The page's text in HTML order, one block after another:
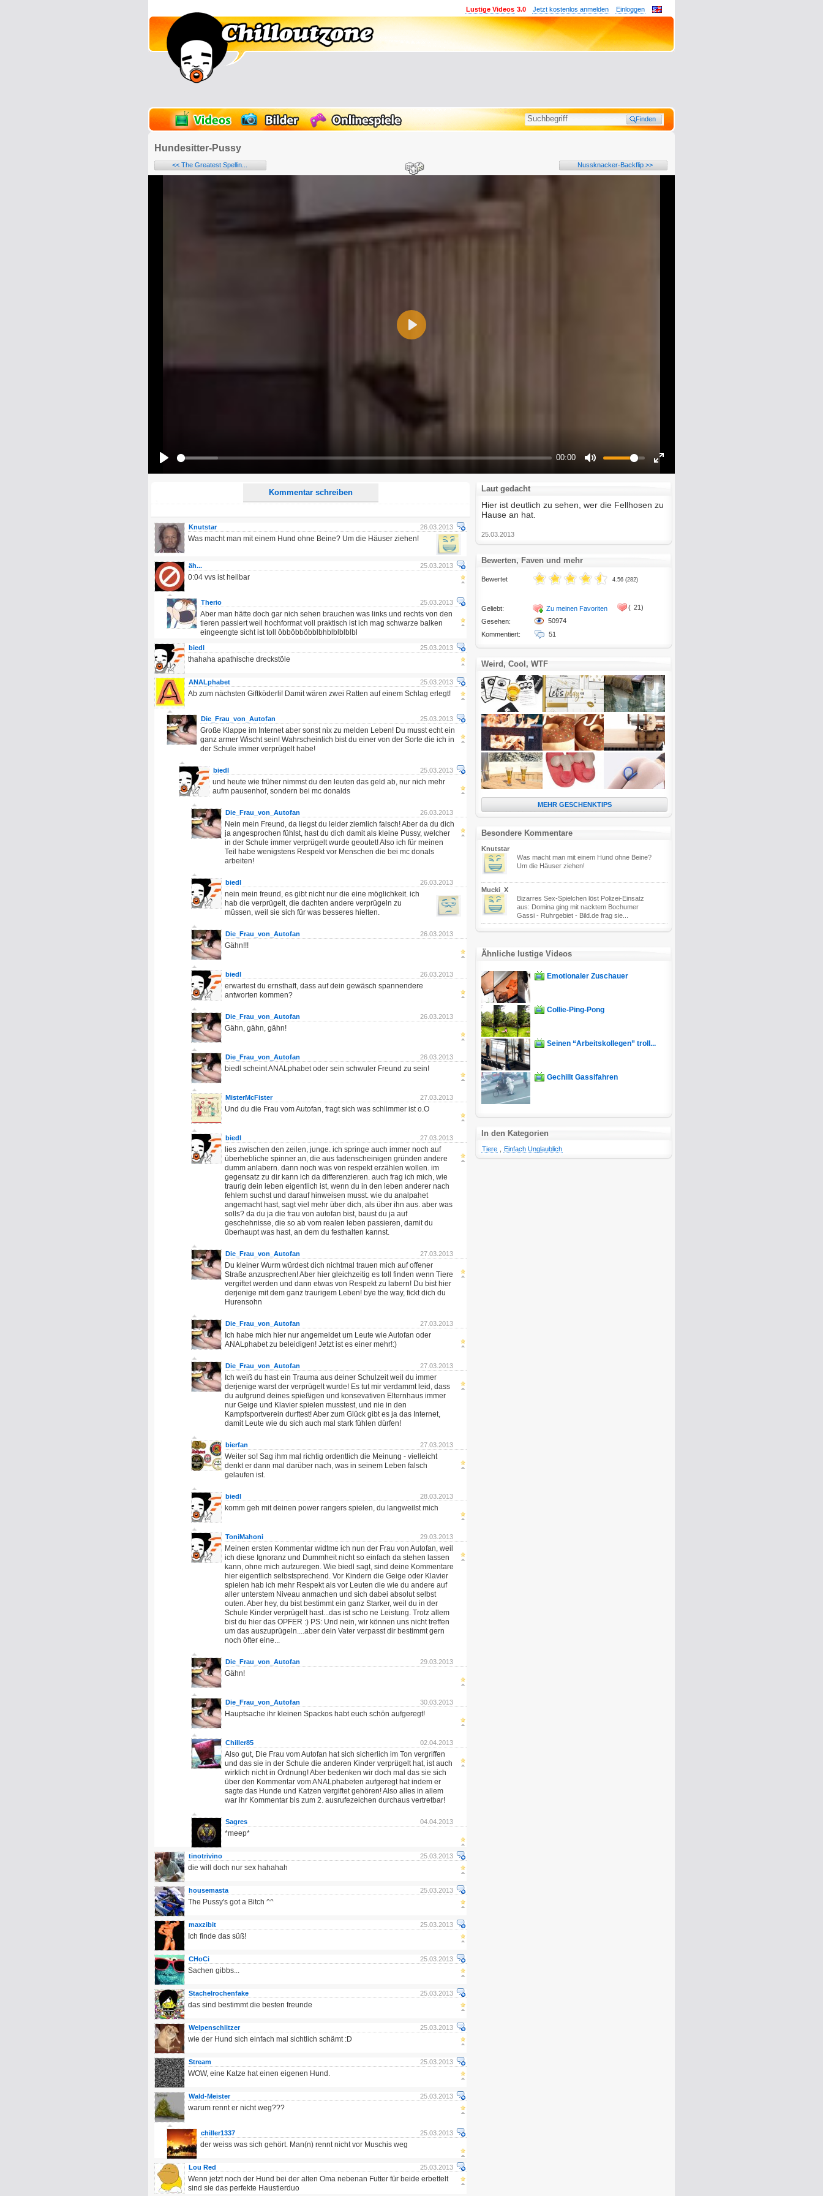
Einloggen
Jetzt kostenlos anmelden
Lustige Videos 3.0
Hundesitter-Pussy
<< The Greatest Spellin... Nussknacker-Backflip >>
00:00
Play
Kommentar schreiben
Ich möchte eine E-Mail, wenn auf dieser Seite weitere Kommentare erscheinen.
26.03.2013
Knutstar
Was macht man mit einem Hund ohne Beine? Um die Häuser ziehen!
25.03.2013
äh...
0:04 vvs ist heilbar
25.03.2013
Therio
Aber man hätte doch gar nich sehen brauchen was links und rechts von den
tieren passiert weil hochformat voll praktisch ist ich mag schwarze balken
eingeengte sicht ist toll öbböbböbblbhblblblblbl
25.03.2013
biedl
thahaha apathische dreckstöle
25.03.2013
ANALphabet
Ab zum nächsten Giftköderli! Damit wären zwei Ratten auf einem Schlag erlegt!
25.03.2013
Die_Frau_von_Autofan
Große Klappe im Internet aber sonst nix zu melden Leben! Du musst echt ein
ganz armer Wischt sein! Wahrscheinlich bist du einer von der Sorte die ich in
der Schule immer verprügelt habe!
25.03.2013
biedl
und heute wie früher nimmst du den leuten das geld ab, nur nich mehr
aufm pausenhof, sondern bei mc donalds
26.03.2013
Die_Frau_von_Autofan
Nein mein Freund, da liegst du leider ziemlich falsch! Aber da du dich
ja angesprochen fühlst, hast du dich damit als kleine Pussy, welcher
in der Schule immer verprügelt wurde geoutet! Also ich für meinen
Teil habe wenigstens Respekt vor Menschen die bei mc donals
arbeiten!
26.03.2013
biedl
nein mein freund, es gibt nicht nur die eine möglichkeit. ich
hab die verprügelt, die dachten andere verprügeln zu
müssen, weil sie sich für was besseres hielten.
26.03.2013
Die_Frau_von_Autofan
Gähn!!!
26.03.2013
biedl
erwartest du ernsthaft, dass auf dein gewäsch spannendere
antworten kommen?
26.03.2013
Die_Frau_von_Autofan
Gähn, gähn, gähn!
26.03.2013
Die_Frau_von_Autofan
biedl scheint ANALphabet oder sein schwuler Freund zu sein!
27.03.2013
MisterMcFister
Und du die Frau vom Autofan, fragt sich was schlimmer ist o.O
27.03.2013
biedl
lies zwischen den zeilen, junge. ich springe auch immer noch auf
überhebliche spinner an, die aus fadenscheinigen gründen andere
dumm anlabern. dann noch was von respekt erzählen wollen. im
gegensatz zu dir kann ich da differenzieren. auch frag ich mich, wie
traurig dein leben eigentlich ist, wenn du in den leben anderer nach
fehlern suchst und darauf hinweisen musst. wie du analpahet
angemacht hast, sagt viel mehr über dich, als über ihn aus. aber was
solls? da du ja die frau von autofan bist, baust du ja auf
geschehnisse, die so ab vom realen leben passieren, damit du
überhaupt was hast, an dem du festhalten kannst.
27.03.2013
Die_Frau_von_Autofan
Du kleiner Wurm würdest dich nichtmal trauen mich auf offener
Straße anzusprechen! Aber hier gleichzeitig es toll finden wenn Tiere
vergiftet werden und dann etwas von Respekt zu labern! Du bist hier
derjenige mit dem ganz traurigem Leben! bye the way, fickt dich du
Hurensohn
27.03.2013
Die_Frau_von_Autofan
Ich habe mich hier nur angemeldet um Leute wie Autofan oder
ANALphabet zu beleidigen! Jetzt ist es einer mehr!:)
27.03.2013
Die_Frau_von_Autofan
Ich weiß du hast ein Trauma aus deiner Schulzeit weil du immer
derjenige warst der verprügelt wurde! Es tut mir verdammt leid, dass
du aufgrund deines spießigen und konsevativen Elternhaus immer
nur Geige und Klavier spielen musstest, und nie in den
Kampfsportverein durftest! Aber zum Glück gibt es ja das Internet,
damit Leute wie du sich auch mal stark fühlen dürfen!
27.03.2013
bierfan
Weiter so! Sag ihm mal richtig ordentlich die Meinung - vielleicht
denkt er dann mal darüber nach, was in seinem Leben falsch
gelaufen ist.
28.03.2013
biedl
komm geh mit deinen power rangers spielen, du langweilst mich
29.03.2013
ToniMahoni
Meinen ersten Kommentar widtme ich nun der Frau von Autofan, weil
ich diese Ignoranz und Dummheit nicht so einfach da stehen lassen
kann, ohne mich aufzuregen. Wie biedl sagt, sind deine Kommentare
hier eigentlich selbstsprechend. Vor Kindern die Geige oder Klavier
spielen hab ich mehr Respekt als vor Leuten die wie du andere auf
aller unterstem Niveau anmachen und sich dabei absolut selbst
outen. Aber hey, du bist bestimmt ein ganz Starker, weil du in der
Schule Kinder verprügelt hast...das ist scho ne Leistung. Trotz allem
bist du hier das OPFER :) PS: Und nein, wir können uns nicht treffen
um das auszuprügeln....aber dein Vater verpasst dir bestimmt gern
noch öfter eine...
29.03.2013
Die_Frau_von_Autofan
Gähn!
30.03.2013
Die_Frau_von_Autofan
Hauptsache ihr kleinen Spackos habt euch schön aufgeregt!
02.04.2013
Chiller85
Also gut, Die Frau vom Autofan hat sich sicherlich im Ton vergriffen
und das sie in der Schule die anderen Kinder verprügelt hat, ist auch
wirklich nicht in Ordnung! Aber bedenken wir doch mal das sie sich
über den Kommentar vom ANALphabeten aufgeregt hat indem er
sagte das Hunde und Katzen vergiftet gehören! Also alles in allem
war ihr Kommentar bis zum 2. ausrufezeichen durchaus vertretbar!
04.04.2013
Sagres
*meep*
25.03.2013
tinotrivino
die will doch nur sex hahahah
25.03.2013
housemasta
The Pussy's got a Bitch ^^
25.03.2013
maxzibit
Ich finde das süß!
25.03.2013
CHoCi
Sachen gibbs...
25.03.2013
Stachelrochenfake
das sind bestimmt die besten freunde
25.03.2013
Welpenschlitzer
wie der Hund sich einfach mal sichtlich schämt :D
25.03.2013
Stream
WOW, eine Katze hat einen eigenen Hund.
25.03.2013
Wald-Meister
warum rennt er nicht weg???
25.03.2013
chiller1337
der weiss was sich gehört. Man(n) rennt nicht vor Muschis weg
25.03.2013
Lou Red
Wenn jetzt noch der Hund bei der alten Oma nebenan Futter für beide erbettelt
sind sie das perfekte Haustierduo
Laut gedacht
Hier ist deutlich zu sehen, wer die Fellhosen zu
Hause an hat.
25.03.2013
Bewerten, Faven und mehr
Bewertet
Geliebt:
Gesehen:
Kommentiert:
4.56 (282)
Zu meinen Favoriten
50974
51
( 21)
Weird, Cool, WTF
MEHR GESCHENKTIPS
Besondere Kommentare
Knutstar
Was macht man mit einem Hund ohne Beine?
Um die Häuser ziehen!
Mucki_X
Bizarres Sex-Spielchen löst Polizei-Einsatz
aus: Domina ging mit nacktem Bochumer
Gassi - Ruhrgebiet - Bild.de frag sie...
Ähnliche lustige Videos
Emotionaler Zuschauer
Collie-Ping-Pong
Seinen “Arbeitskollegen” troll...
Gechillt Gassifahren
In den Kategorien
Tiere Einfach Unglaublich